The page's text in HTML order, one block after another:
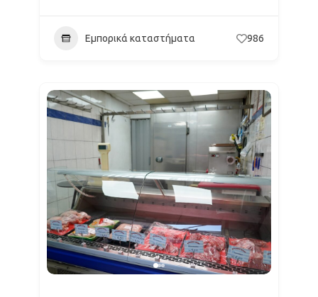
Εμπορικά καταστήματα 986